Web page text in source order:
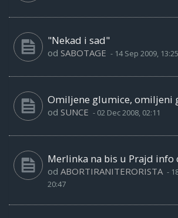
"Nekad i sad"
od SABOTAGE - 14 Sep 2009, 13:25
Omiljene glumice, omiljeni
od SUNCE - 02 Dec 2008, 02:11
Merlinka na bis u Prajd info
od ABORTIRANITERORISTA -
20:47